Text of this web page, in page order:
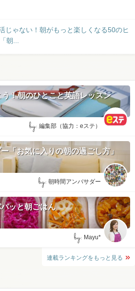
じゃない！朝がもっと楽しくなる50のヒ
朝...
！朝のひとこと英語レッスン
by: 編集部（協力：eステ）
「お気に入りの朝の過ごし方」
by: 朝時間アンバサダー
ッと朝ごはん
by: Mayu*
連載ランキングをもっと見る